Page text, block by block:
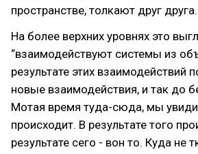
пространстве, толкают друг
На более верхних уровнях это
“взаимодействуют системы из
результате этих взаимодействий
новые взаимодействия, и так до
Мотая время туда-сюда, мы
происходит. В результате того
результате сего - вон то. Куда не